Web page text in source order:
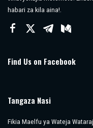
habari za kila aina!.
Find Us on Facebook
Tangaza Nasi
Fikia Maelfu ya Wateja